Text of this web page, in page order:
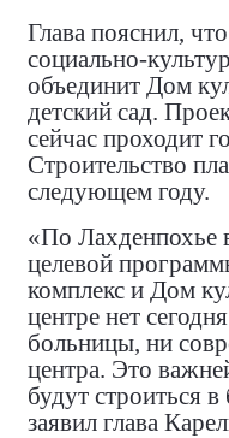
Глава пояснил,
социально-
объединит Дом
детский сад.
сейчас проходит
Строительство
следующем году.
«По Лахденпохье
целевой
комплекс и Дом
центре нет
больницы, ни
центра. Это
будут строиться
заявил глава